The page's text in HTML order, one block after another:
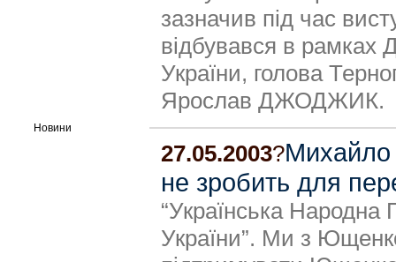
зазначив під час
відбувався в рамках
України, голова
Ярослав ДЖОДЖИК.
Новини
27.05.2003?Михайло
не зробить для
“Українська Народна
України”. Ми з